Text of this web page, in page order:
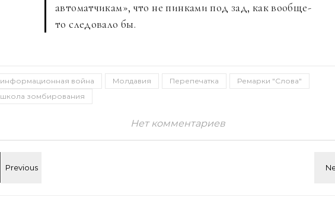
автоматчикам», что не пинками под зад, как вообще-
то следовало бы.
информационная война Молдавия Перепечатка
Ремарки "Слова"
школа зомбирования
Нет комментариев